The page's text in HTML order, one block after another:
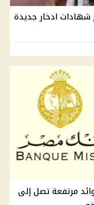
يطرح شهادات ادخار جديدة
مرتفعة تصل إلى